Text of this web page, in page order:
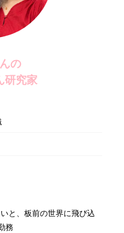
の
研究家
と、板前の世界に飛び込
務